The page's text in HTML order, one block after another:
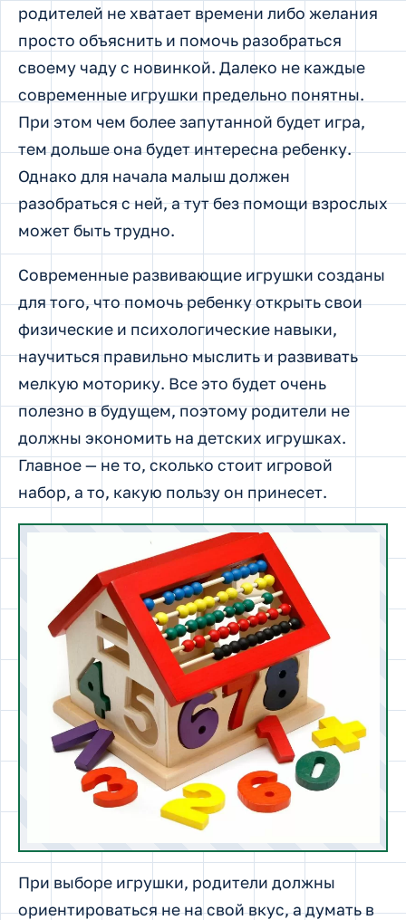
родителей не хватает времени либо желания
просто объяснить и помочь разобраться
своему чаду с новинкой. Далеко не каждые
современные игрушки предельно понятны.
При этом чем более запутанной будет игра,
тем дольше она будет интересна ребенку.
Однако для начала малыш должен
разобраться с ней, а тут без помощи взрослых
может быть трудно.
Современные развивающие игрушки созданы
для того, что помочь ребенку открыть свои
физические и психологические навыки,
научиться правильно мыслить и развивать
мелкую моторику. Все это будет очень
полезно в будущем, поэтому родители не
должны экономить на детских игрушках.
Главное — не то, сколько стоит игровой
набор, а то, какую пользу он принесет.
При выборе игрушки, родители должны
ориентироваться не на свой вкус, а думать в